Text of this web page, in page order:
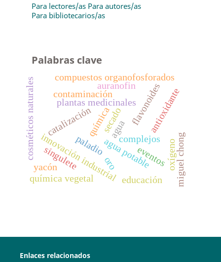
Para lectores/as Para autores/as
Para bibliotecarios/as
Palabras clave
química
paladio
catalización flavonoides
complejos
innovación industrial eventos
plantas medicinales
química vegetal
agua potable
agua
contaminación
secado
oxígeno
singulete
yacón
antioxidante
miguel chong
cosméticos naturales compuestos organofosforados
educación
oro
auranofin
Enlaces relacionados